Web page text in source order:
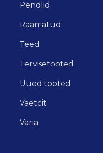
Pendlid
Raamatud
Teed
Tervisetooted
Uued tooted
Väetoit
Varia